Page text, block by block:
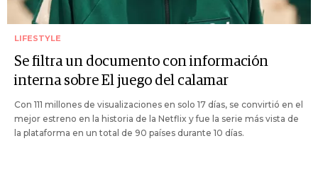
LIFESTYLE
Se filtra un documento con información
interna sobre El juego del calamar
Con 111 millones de visualizaciones en solo 17 días, se convirtió en el
mejor estreno en la historia de la Netflix y fue la serie más vista de
la plataforma en un total de 90 países durante 10 días.